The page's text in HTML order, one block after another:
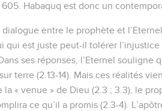
Habaquq est donc un
dialogue entre le prophète et
est juste peut-il tolérer l’injustice
ses réponses, l’Eternel souligne
terre (2.13-14). Mais ces réalités
la « venue » de Dieu (2.3 ; 3.3), le
ce qu’il a promis (2.3-4).